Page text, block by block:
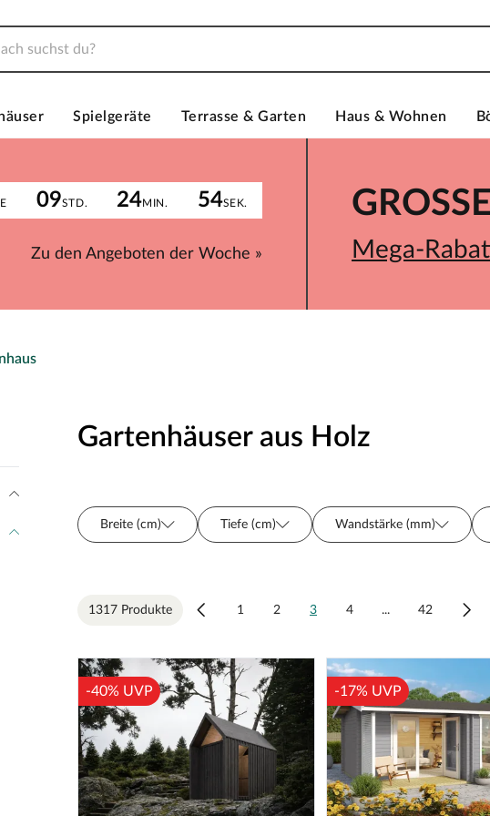
Spielgeräte Terrasse & Garten Haus & Wohnen
09STD. 24MIN. 54SEK.
Zu den Angeboten der Woche » Mega-
Gartenhäuser aus Holz
Breite (cm) Tiefe (cm) Wandstärke (mm)
1317 Produkte 1 2 3 4 ... 42
-40% UVP -17% UVP